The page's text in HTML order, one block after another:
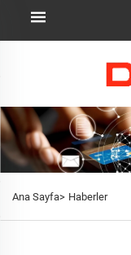
Ana Sayfa> Haberler